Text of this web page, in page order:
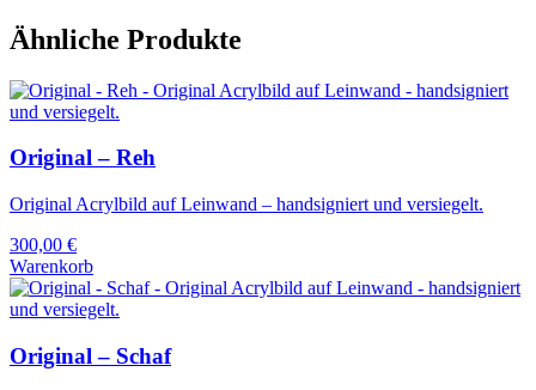
Ähnliche Produkte
Original – Reh
Original Acrylbild auf Leinwand – handsigniert und versiegelt.
300,00 €
Warenkorb
Original – Schaf